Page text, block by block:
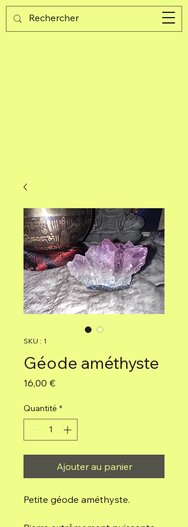
Guijad
SKU : 1
Géode améthyste
16,00 €Prix
Quantité *
Ajouter au panier
Petite géode améthyste.